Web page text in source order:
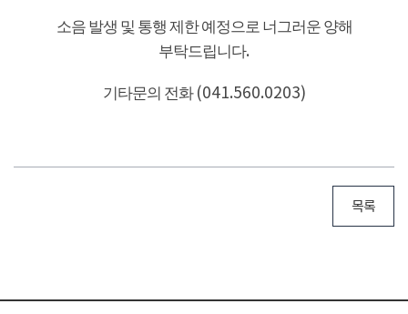
소음 발생 및 통행 제한 예정으로 너그러운 양해
부탁드립니다.
기타문의 전화 (041.560.0203)
목록